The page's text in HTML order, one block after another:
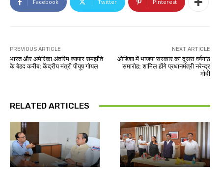
Facebook Twitter Pinterest
PREVIOUS ARTICLE
भारत और अमेरिका अंतरिम व्यापार समझौते
के बेहद करीब: केंद्रीय मंत्री पीयूष गोयल
NEXT ARTICLE
ओडिशा में भाजपा सरकार का दूसरा वर्षगांठ
समारोह: शामिल होंगे प्रधानमंत्री नरेन्द्र
मोदी
RELATED ARTICLES